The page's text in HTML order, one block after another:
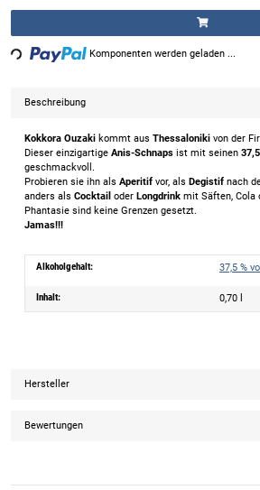
Komponenten werden geladen ...
Beschreibung
Kokkora Ouzaki kommt aus Thessaloniki von der
Dieser einzigartige Anis-Schnaps ist mit seinen
geschmackvoll.
Probieren sie ihn als Aperitif vor, als Degistif nach
anders als Cocktail oder Longdrink mit Säften, Cola
Phantasie sind keine Grenzen gesetzt.
Jamas!!!
Alkoholgehalt: 37,5 % vol.
Inhalt: 0,70 l
Hersteller
Bewertungen